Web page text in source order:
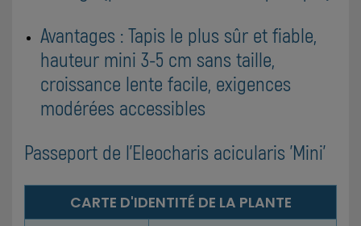
Avantages : Tapis le plus sûr et fiable,
hauteur mini 3-5 cm sans taille,
croissance lente facile, exigences
modérées accessibles
Passeport de l'Eleocharis acicularis 'Mini'
CARTE D'IDENTITÉ DE LA PLANTE